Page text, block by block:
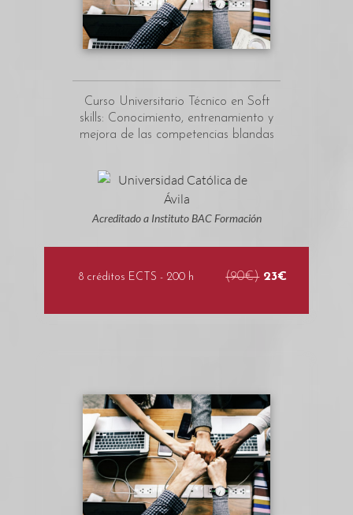
Curso Universitario Técnico en Soft
skills: Conocimiento, entrenamiento y
mejora de las competencias blandas
Acreditado a Instituto BAC Formación
8 créditos ECTS - 200 h (90€) 23€